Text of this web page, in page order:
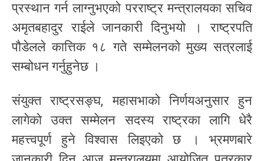
प्रस्थान गर्न लाग्नुभएको परराष्ट्र मन्त्रालयका सचिव
अमृतबहादुर राईले जानकारी दिनुभयो । राष्ट्रपति
पौडेलले कात्तिक १८ गते सम्मेलनको मुख्य सत्रलाई
सम्बोधन गर्नुहुनेछ ।
संयुक्त राष्ट्रसङ्घ, महासभाको निर्णयअनुसार हुन
लागेको उक्त सम्मेलन सदस्य राष्ट्रका लागि धेरै
महत्त्वपूर्ण हुने विश्वास लिइएको छ । भ्रमणबारे